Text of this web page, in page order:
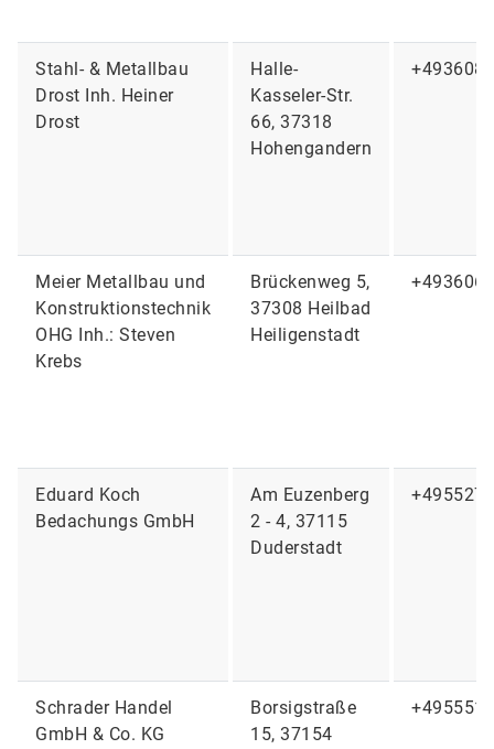
Stahl- & Metallbau
Drost Inh. Heiner
Drost
Halle-
Kasseler-Str.
66, 37318
Hohengandern
Meier Metallbau und
Konstruktionstechnik
OHG Inh.: Steven
Krebs
Brückenweg 5,
37308 Heilbad
Heiligenstadt
Eduard Koch
Bedachungs GmbH
Am Euzenberg
2 - 4, 37115
Duderstadt
Schrader Handel
GmbH & Co. KG
Borsigstraße
15, 37154